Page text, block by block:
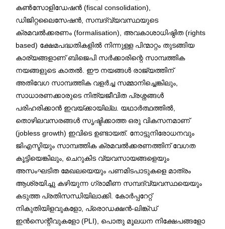
കൺസോളിഡേഷൻ (fiscal consolidation),
ഡിജിറ്റലൈസേഷൻ, സമ്പദ്‌വ്യവസ്ഥയുടെ
ക്രമവൽക്കരണം (formalisation), അവകാശാധിഷ്ഠിത (rights
based) ക്ഷേമപദ്ധതികളിൽ നിന്നുള്ള പിന്മാറ്റം തുടങ്ങിയ
കാര്യങ്ങളാണ് ബിജെപി സർക്കാരിന്റെ സാമ്പത്തിക
നയങ്ങളുടെ കാതൽ. ഈ നയങ്ങൾ രാജ്യത്തിന്
അതിവേഗ സാമ്പത്തിക വളർച്ച സമ്മാനിച്ചെങ്കിലും,
സാധാരണക്കാരുടെ നിത്യജീവിത പ്രശ്നങ്ങൾ
പരിഹരിക്കാൻ ഇവയ്ക്കായില്ല. യഥാർത്ഥത്തിൽ,
തൊഴിലവസരങ്ങൾ സൃഷ്ടിക്കാത്ത ഒരു വികസനമാണ്
(jobless growth) ഇവിടെ ഉണ്ടായത്. നോട്ടുനിരോധനവും
ജിഎസ്ടിയും സാമ്പത്തിക ക്രമവൽക്കരണത്തിന് വേഗത
കൂട്ടിയെങ്കിലും, ചെറുകിട വ്യവസായങ്ങളെയും
അസംഘടിത മേഖലയെയും പണമിടപാടുകളെ മാത്രം
ആശ്രയിച്ചു കഴിയുന്ന ഗ്രാമീണ സമ്പദ്‌വ്യവസ്ഥയെയും
കടുത്ത പ്രതിസന്ധിയിലാക്കി. കോർപ്പറേറ്റ്
നികുതിയിളവുകളോ, പ്രൊഡക്ഷൻ-ലിങ്ക്ഡ്
ഇൻസെന്റീവുകളോ (PLI), പൊതു മൂലധന നിക്ഷേപങ്ങളോ